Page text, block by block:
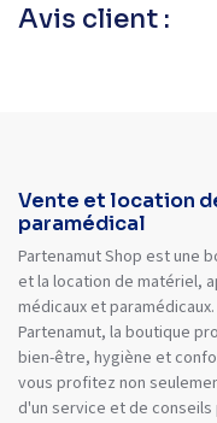
Avis client :
Vente et location
paramédical
Partenamut Shop est une
et la location de matériel,
médicaux et
Partenamut, la boutique
bien-être, hygiène et
vous profitez non
d'un service et de